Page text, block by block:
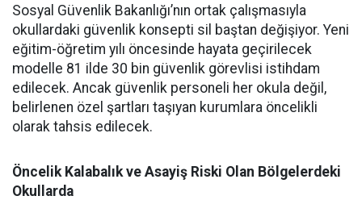
Sosyal Güvenlik Bakanlığı’nın ortak çalışmasıyla
okullardaki güvenlik konsepti sil baştan değişiyor. Yeni
eğitim-öğretim yılı öncesinde hayata geçirilecek
modelle 81 ilde 30 bin güvenlik görevlisi istihdam
edilecek. Ancak güvenlik personeli her okula değil,
belirlenen özel şartları taşıyan kurumlara öncelikli
olarak tahsis edilecek.
Öncelik Kalabalık ve Asayiş Riski Olan Bölgelerdeki
Okullarda